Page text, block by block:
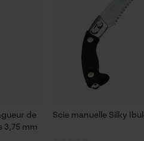
de
3,75 mm
Scie manuelle Silky